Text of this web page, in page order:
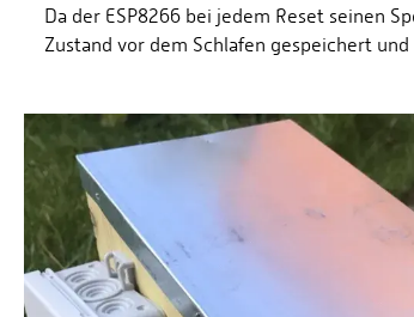
Da der ESP8266 bei jedem Reset seinen
Zustand vor dem Schlafen gespeichert